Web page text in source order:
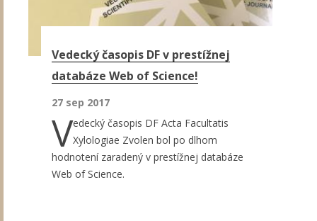
Vedecký časopis DF v prestížnej
databáze Web of Science!
27 sep 2017
Vedecký časopis DF Acta Facultatis
Xylologiae Zvolen bol po dlhom
hodnotení zaradený v prestížnej databáze
Web of Science.